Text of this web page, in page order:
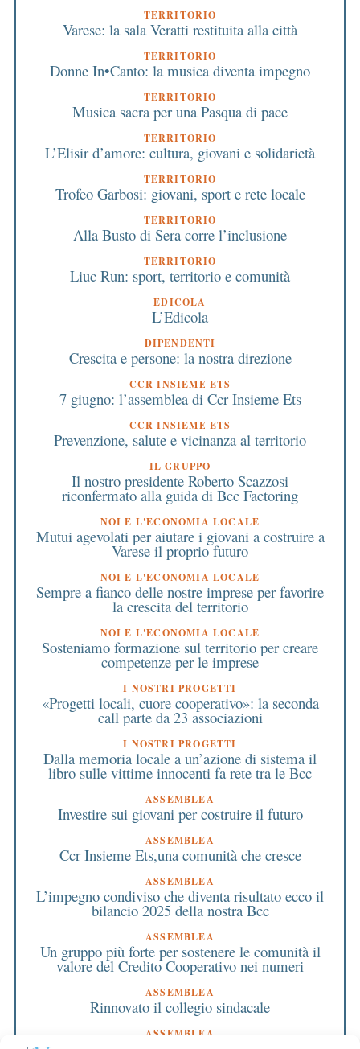
TERRITORIO
Varese: la sala Veratti restituita alla città
TERRITORIO
Donne In•Canto: la musica diventa impegno
TERRITORIO
Musica sacra per una Pasqua di pace
TERRITORIO
L’Elisir d’amore: cultura, giovani e solidarietà
TERRITORIO
Trofeo Garbosi: giovani, sport e rete locale
TERRITORIO
Alla Busto di Sera corre l’inclusione
TERRITORIO
Liuc Run: sport, territorio e comunità
EDICOLA
L’Edicola
DIPENDENTI
Crescita e persone: la nostra direzione
CCR INSIEME ETS
7 giugno: l’assemblea di Ccr Insieme Ets
CCR INSIEME ETS
Prevenzione, salute e vicinanza al territorio
IL GRUPPO
Il nostro presidente Roberto Scazzosi
riconfermato alla guida di Bcc Factoring
NOI E L'ECONOMIA LOCALE
Mutui agevolati per aiutare i giovani a costruire a
Varese il proprio futuro
NOI E L'ECONOMIA LOCALE
Sempre a fianco delle nostre imprese per favorire
la crescita del territorio
NOI E L'ECONOMIA LOCALE
Sosteniamo formazione sul territorio per creare
competenze per le imprese
I NOSTRI PROGETTI
«Progetti locali, cuore cooperativo»: la seconda
call parte da 23 associazioni
I NOSTRI PROGETTI
Dalla memoria locale a un’azione di sistema il
libro sulle vittime innocenti fa rete tra le Bcc
ASSEMBLEA
Investire sui giovani per costruire il futuro
ASSEMBLEA
Ccr Insieme Ets,una comunità che cresce
ASSEMBLEA
L’impegno condiviso che diventa risultato ecco il
bilancio 2025 della nostra Bcc
ASSEMBLEA
Un gruppo più forte per sostenere le comunità il
valore del Credito Cooperativo nei numeri
ASSEMBLEA
Rinnovato il collegio sindacale
ASSEMBLEA